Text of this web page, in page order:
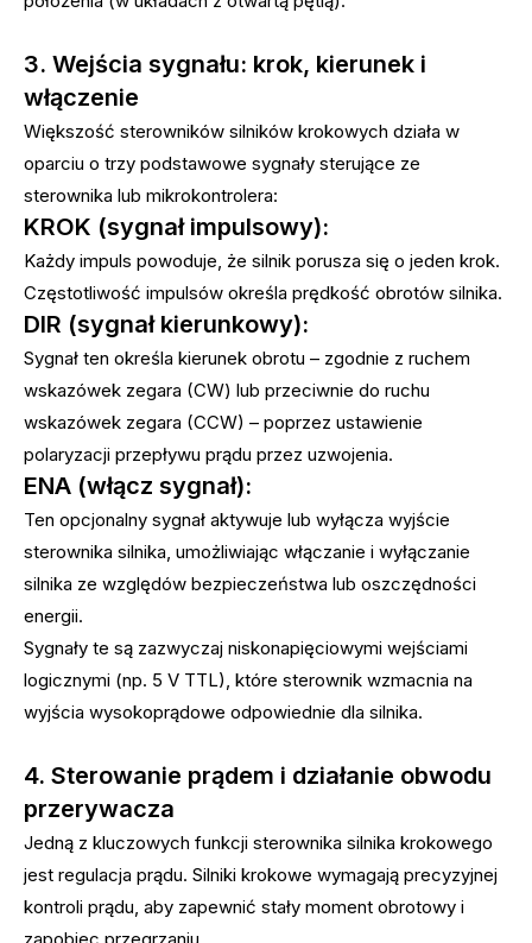
3. Wejścia sygnału: krok, kierunek i
włączenie
Większość sterowników silników krokowych działa w
oparciu o trzy podstawowe sygnały sterujące ze
sterownika lub mikrokontrolera:
KROK (sygnał impulsowy):
Każdy impuls powoduje, że silnik porusza się o jeden krok.
Częstotliwość impulsów określa prędkość obrotów silnika.
DIR (sygnał kierunkowy):
Sygnał ten określa kierunek obrotu – zgodnie z ruchem
wskazówek zegara (CW) lub przeciwnie do ruchu
wskazówek zegara (CCW) – poprzez ustawienie
polaryzacji przepływu prądu przez uzwojenia.
ENA (włącz sygnał):
Ten opcjonalny sygnał aktywuje lub wyłącza wyjście
sterownika silnika, umożliwiając włączanie i wyłączanie
silnika ze względów bezpieczeństwa lub oszczędności
energii.
Sygnały te są zazwyczaj niskonapięciowymi wejściami
logicznymi (np. 5 V TTL), które sterownik wzmacnia na
wyjścia wysokoprądowe odpowiednie dla silnika.
4. Sterowanie prądem i działanie obwodu
przerywacza
Jedną z kluczowych funkcji sterownika silnika krokowego
jest regulacja prądu. Silniki krokowe wymagają precyzyjnej
kontroli prądu, aby zapewnić stały moment obrotowy i